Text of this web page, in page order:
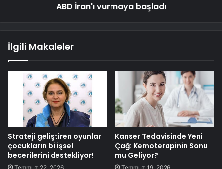
ABD İran'ı vurmaya başladı
İlgili Makaleler
Strateji geliştiren oyunlar
çocukların bilişsel
becerilerini destekliyor!
Temmuz 22, 2026
Kanser Tedavisinde Yeni
Çağ: Kemoterapinin Sonu
mu Geliyor?
Temmuz 19, 2026